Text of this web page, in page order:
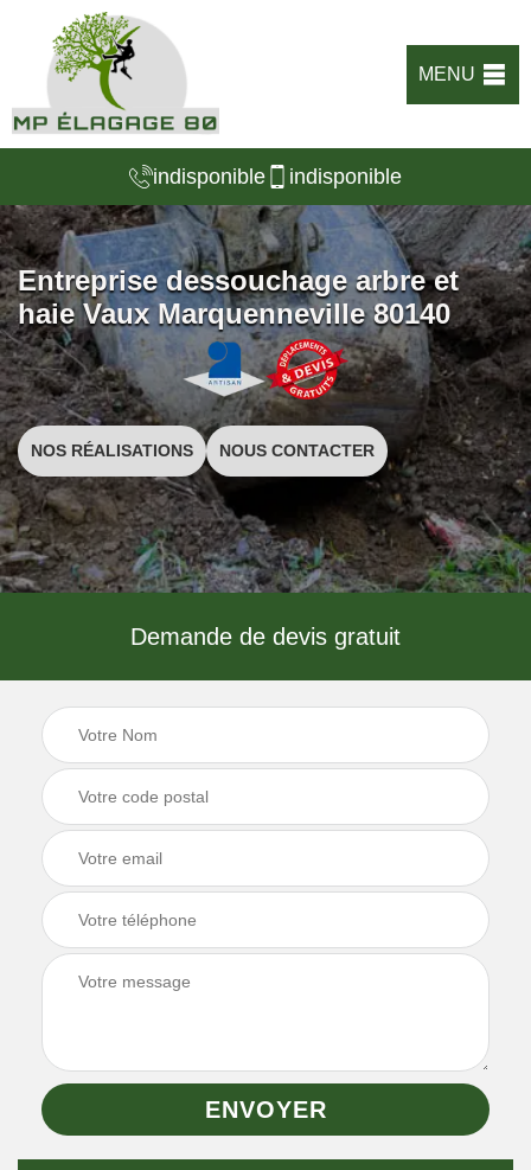
MENU
indisponible indisponible
Entreprise dessouchage arbre et
haie Vaux Marquenneville 80140
NOS RÉALISATIONS NOUS CONTACTER
Demande de devis gratuit